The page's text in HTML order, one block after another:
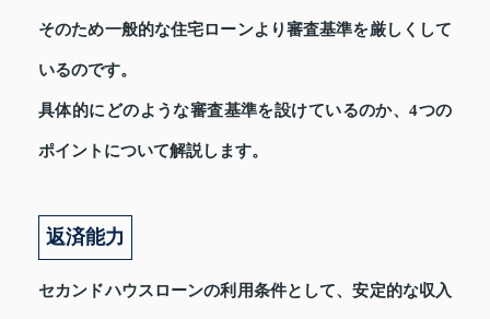
そのため一般的な住宅ローンより審査基準を厳しくして
いるのです。
具体的にどのような審査基準を設けているのか、4つの
ポイントについて解説します。
返済能力
セカンドハウスローンの利用条件として、安定的な収入